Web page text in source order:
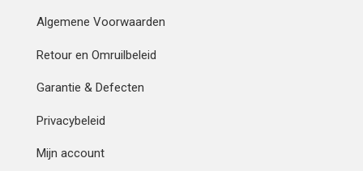
Algemene Voorwaarden
Retour en Omruilbeleid
Garantie & Defecten
Privacybeleid
Mijn account